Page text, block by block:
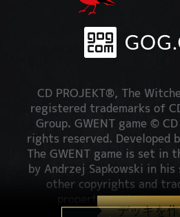
デッキを
CD PROJEKT®, The
registered trademarks of
Group. GWENT game ©
rights reserved. Developed
The GWENT game is set in
by Andrzej Sapkowski in
other copyrights and
property of their